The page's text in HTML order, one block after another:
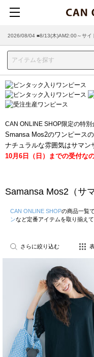
2026/07/29 ■【お知らせ】ヤマト運
CAN ONLINE SHOP限定の特別
Smansa Mos2のワンピース
ナチュラルな雰囲気はサマン
10月6日（日）までの受付な
Samansa Mos2（サ
CAN ONLINE SHOPの商品一覧で
ンなど定番アイテムを取り揃えて
さらに絞り込む